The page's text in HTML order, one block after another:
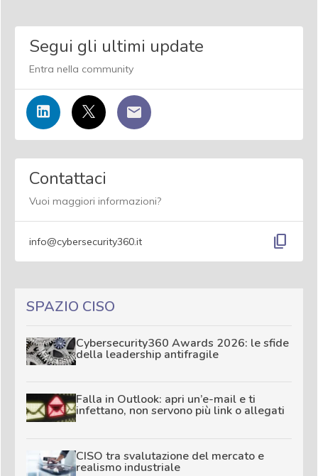
Segui gli ultimi update
Entra nella community
Contattaci
Vuoi maggiori informazioni?
info@cybersecurity360.it content_copy
SPAZIO CISO
Cybersecurity360 Awards 2026: le sfide
della leadership antifragile
Falla in Outlook: apri un’e-mail e ti
infettano, non servono più link o allegati
CISO tra svalutazione del mercato e
realismo industriale